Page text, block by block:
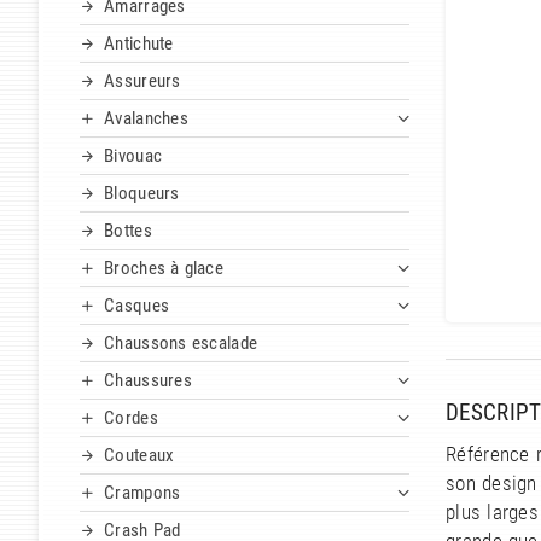
Amarrages
Antichute
Assureurs
Avalanches
Bivouac
Bloqueurs
Bottes
Broches à glace
Casques
Chaussons escalade
Chaussures
Cordes
Couteaux
Crampons
Crash Pad
Référence
son
plus